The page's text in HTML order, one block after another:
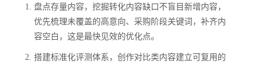
盘点存量内容，挖掘转化内容缺口不盲目新增内容，
优先梳理未覆盖的高意向、采购阶段关键词，补齐内
容空白，这是最快见效的优化点。
搭建标准化评测体系，创作对比类内容建立可复用的